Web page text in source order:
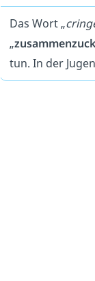
Das Wort „
„
tun. In der